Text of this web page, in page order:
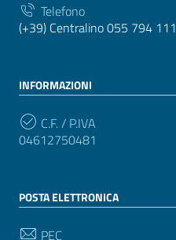
Telefono
(+39) Centralino 055 794 111
INFORMAZIONI
C.F. / P.IVA
04612750481
POSTA ELETTRONICA
PEC